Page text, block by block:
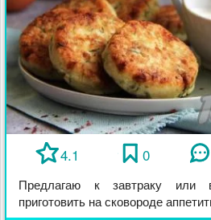
4.1 0
Предлагаю к завтраку или
приготовить на сковороде